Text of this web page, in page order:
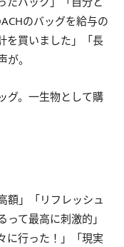
のバッグを給与の
を買いました」「長
。
グ。一生物として購
額」「リフレッシュ
て最高に刺激的」
に行った！」「現実